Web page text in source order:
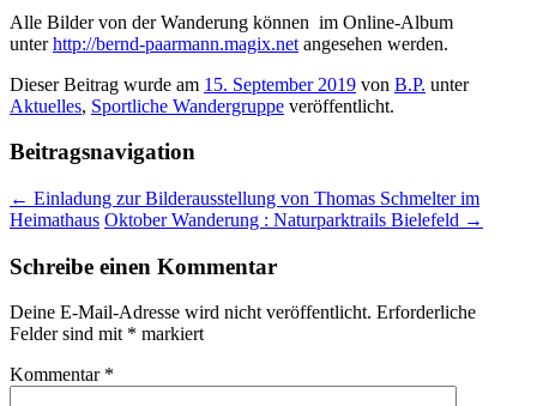
Alle Bilder von der Wanderung können im Online-Album
unterhttp://bernd-paarmann.magix.net angesehen werden.
Dieser Beitrag wurde am 15. September 2019 von B.P. unter
Aktuelles, Sportliche Wandergruppe veröffentlicht.
Beitragsnavigation
← Einladung zur Bilderausstellung von Thomas Schmelter im
Heimathaus Oktober Wanderung : Naturparktrails Bielefeld →
Schreibe einen Kommentar
Deine E-Mail-Adresse wird nicht veröffentlicht. Erforderliche
Felder sind mit * markiert
Kommentar *